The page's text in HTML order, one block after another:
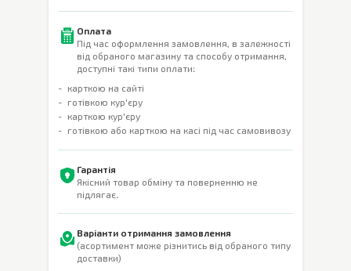
Оплата
Під час оформлення замовлення, в залежності
від обраного магазину та способу отримання,
доступні такі типи оплати:
карткою на сайті
готівкою кур'єру
карткою кур'єру
готівкою або карткою на касі під час самовивозу
Гарантія
Якісний товар обміну та поверненню не
підлягає.
Варіанти отримання замовлення
(асортимент може різнитись від обраного типу
доставки)